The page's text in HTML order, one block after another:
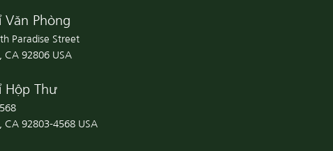
Văn Phòng
Paradise Street
CA 92806 USA
Hộp Thư
CA 92803-4568 USA